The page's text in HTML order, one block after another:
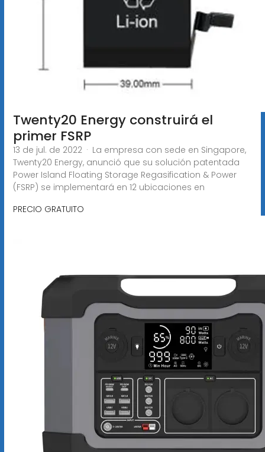
Twenty20 Energy construirá el
primer FSRP
13 de jul. de 2022 · La empresa con sede en Singapore,
Twenty20 Energy, anunció que su solución patentada
Power Island Floating Storage Regasification & Power
(FSRP) se implementará en 12 ubicaciones en
PRECIO GRATUITO